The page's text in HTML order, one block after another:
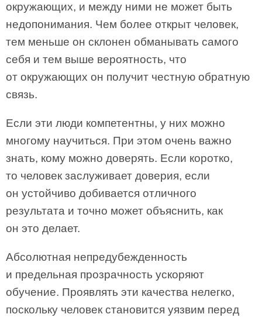
окружающих, и между ними не может быть
недопонимания. Чем более открыт человек,
тем меньше он склонен обманывать самого
себя и тем выше вероятность, что
от окружающих он получит честную обратную
связь.
Если эти люди компетентны, у них можно
многому научиться. При этом очень важно
знать, кому можно доверять. Если коротко,
то человек заслуживает доверия, если
он устойчиво добивается отличного
результата и точно может объяснить, как
он это делает.
Абсолютная непредубежденность
и предельная прозрачность ускоряют
обучение. Проявлять эти качества нелегко,
поскольку человек становится уязвим перед